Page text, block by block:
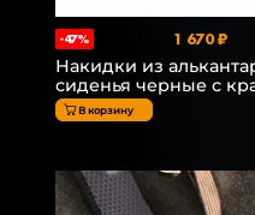
-47% 1 670 ₽
Накидки из
сиденья черные с
В корзину